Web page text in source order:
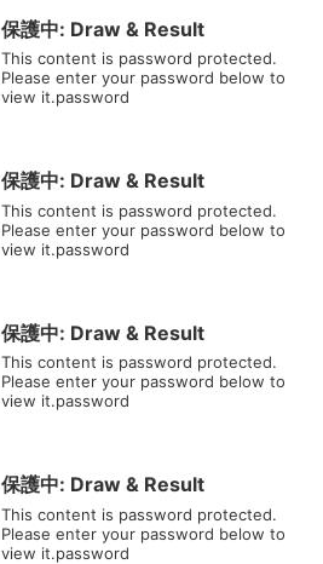
保護中: Draw & Result
This content is password protected.
Please enter your password below to
view it.password
保護中: Draw & Result
This content is password protected.
Please enter your password below to
view it.password
保護中: Draw & Result
This content is password protected.
Please enter your password below to
view it.password
保護中: Draw & Result
This content is password protected.
Please enter your password below to
view it.password